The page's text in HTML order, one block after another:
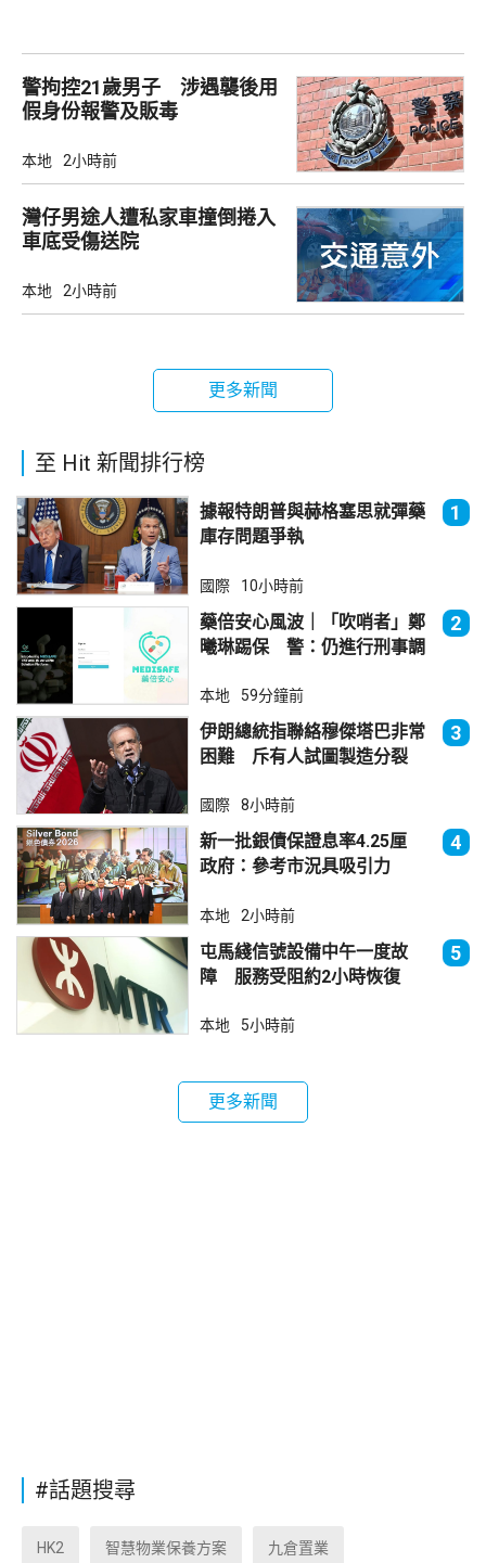
警拘控21歲男子 涉遇襲後用
假身份報警及販毒
本地 2小時前
灣仔男途人遭私家車撞倒捲入
車底受傷送院
本地 2小時前
更多新聞
至 Hit 新聞排行榜
據報特朗普與赫格塞思就彈藥
庫存問題爭執
1
國際 10小時前
藥倍安心風波｜「吹哨者」鄭
曦琳踢保 警：仍進行刑事調
2
本地 59分鐘前
伊朗總統指聯絡穆傑塔巴非常
困難 斥有人試圖製造分裂
3
國際 8小時前
新一批銀債保證息率4.25厘
政府：參考市況具吸引力
4
本地 2小時前
屯馬綫信號設備中午一度故
障 服務受阻約2小時恢復
5
本地 5小時前
更多新聞
#話題搜尋
HK2 智慧物業保養方案 九倉置業